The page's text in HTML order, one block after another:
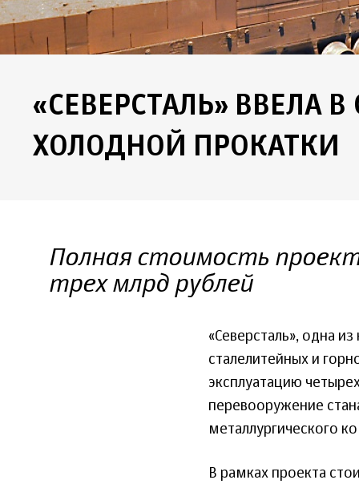
«СЕВЕРСТАЛЬ» ВВЕЛА
ХОЛОДНОЙ ПРОКАТКИ
Полная стоимость
трех млрд рублей
«Северсталь», одна
сталелитейных и
эксплуатацию
перевооружение
металлургического
В рамках проекта